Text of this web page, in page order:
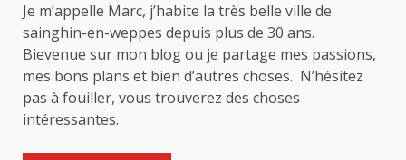
Je m’appelle Marc, j’habite la très belle ville de
sainghin-en-weppes depuis plus de 30 ans.
Bievenue sur mon blog ou je partage mes passions,
mes bons plans et bien d’autres choses. N’hésitez
pas à fouiller, vous trouverez des choses
intéressantes.